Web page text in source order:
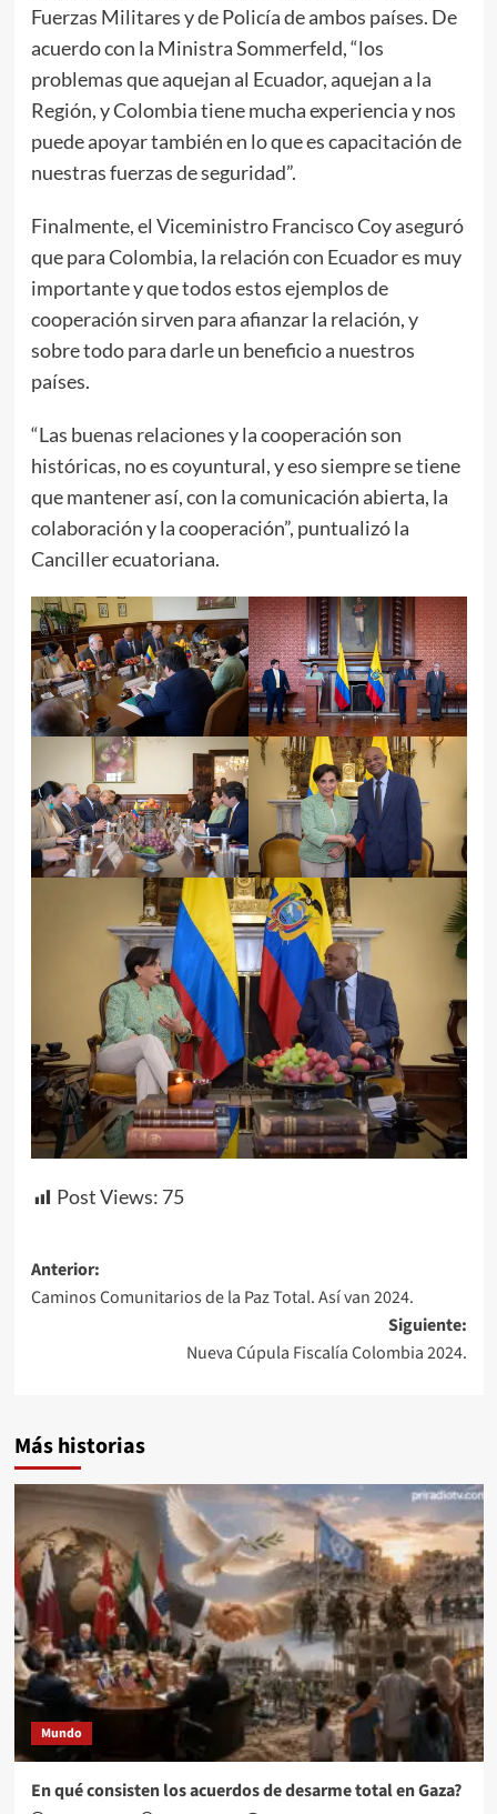
Fuerzas Militares y de Policía de ambos países. De
acuerdo con la Ministra Sommerfeld, “los
problemas que aquejan al Ecuador, aquejan a la
Región, y Colombia tiene mucha experiencia y nos
puede apoyar también en lo que es capacitación de
nuestras fuerzas de seguridad”.
Finalmente, el Viceministro Francisco Coy aseguró
que para Colombia, la relación con Ecuador es muy
importante y que todos estos ejemplos de
cooperación sirven para afianzar la relación, y
sobre todo para darle un beneficio a nuestros
países.
“Las buenas relaciones y la cooperación son
históricas, no es coyuntural, y eso siempre se tiene
que mantener así, con la comunicación abierta, la
colaboración y la cooperación”, puntualizó la
Canciller ecuatoriana.
Post Views: 75
Navegación
de
Anterior:
Caminos Comunitarios de la Paz Total. Así van 2024.
Siguiente:
Nueva Cúpula Fiscalía Colombia 2024.
Más historias
Mundo
En qué consisten los acuerdos de desarme total en Gaza?